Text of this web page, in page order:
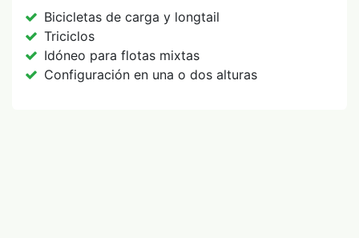
Bicicletas de carga y longtail
Triciclos
Idóneo para flotas mixtas
Configuración en una o dos alturas